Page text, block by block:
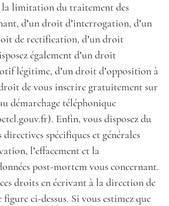
la limitation du traitement des
d’un droit d’interrogation, d’un
de rectification, d’un droit
également d’un droit
légitime, d’un droit d’opposition à
de vous inscrire gratuitement sur
démarchage téléphonique
). Enfin, vous disposez du
spécifiques et générales
l’effacement et la
post-mortem vous concernant.
droits en écrivant à la direction de
figure ci-dessus. Si vous estimez que